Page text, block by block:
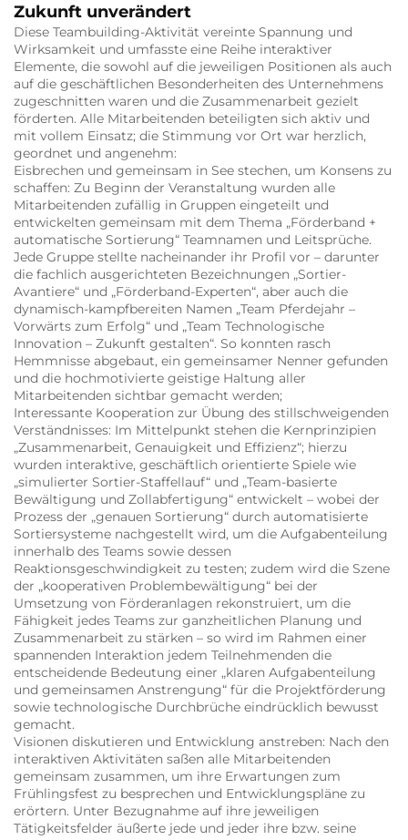
Zukunft unverändert
Diese Teambuilding-Aktivität vereinte Spannung und
Wirksamkeit und umfasste eine Reihe interaktiver
Elemente, die sowohl auf die jeweiligen Positionen als auch
auf die geschäftlichen Besonderheiten des Unternehmens
zugeschnitten waren und die Zusammenarbeit gezielt
förderten. Alle Mitarbeitenden beteiligten sich aktiv und
mit vollem Einsatz; die Stimmung vor Ort war herzlich,
geordnet und angenehm:
Eisbrechen und gemeinsam in See stechen, um Konsens zu
schaffen: Zu Beginn der Veranstaltung wurden alle
Mitarbeitenden zufällig in Gruppen eingeteilt und
entwickelten gemeinsam mit dem Thema „Förderband +
automatische Sortierung“ Teamnamen und Leitsprüche.
Jede Gruppe stellte nacheinander ihr Profil vor – darunter
die fachlich ausgerichteten Bezeichnungen „Sortier-
Avantiere“ und „Förderband-Experten“, aber auch die
dynamisch-kampfbereiten Namen „Team Pferdejahr –
Vorwärts zum Erfolg“ und „Team Technologische
Innovation – Zukunft gestalten“. So konnten rasch
Hemmnisse abgebaut, ein gemeinsamer Nenner gefunden
und die hochmotivierte geistige Haltung aller
Mitarbeitenden sichtbar gemacht werden;
Interessante Kooperation zur Übung des stillschweigenden
Verständnisses: Im Mittelpunkt stehen die Kernprinzipien
„Zusammenarbeit, Genauigkeit und Effizienz“; hierzu
wurden interaktive, geschäftlich orientierte Spiele wie
„simulierter Sortier-Staffellauf“ und „Team-basierte
Bewältigung und Zollabfertigung“ entwickelt – wobei der
Prozess der „genauen Sortierung“ durch automatisierte
Sortiersysteme nachgestellt wird, um die Aufgabenteilung
innerhalb des Teams sowie dessen
Reaktionsgeschwindigkeit zu testen; zudem wird die Szene
der „kooperativen Problembewältigung“ bei der
Umsetzung von Förderanlagen rekonstruiert, um die
Fähigkeit jedes Teams zur ganzheitlichen Planung und
Zusammenarbeit zu stärken – so wird im Rahmen einer
spannenden Interaktion jedem Teilnehmenden die
entscheidende Bedeutung einer „klaren Aufgabenteilung
und gemeinsamen Anstrengung“ für die Projektförderung
sowie technologische Durchbrüche eindrücklich bewusst
gemacht.
Visionen diskutieren und Entwicklung anstreben: Nach den
interaktiven Aktivitäten saßen alle Mitarbeitenden
gemeinsam zusammen, um ihre Erwartungen zum
Frühlingsfest zu besprechen und Entwicklungspläne zu
erörtern. Unter Bezugnahme auf ihre jeweiligen
Tätigkeitsfelder äußerte jede und jeder ihre bzw. seine